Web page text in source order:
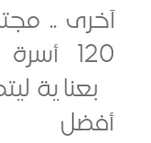
.. مجتمع
120 أسرة
ليتمتع